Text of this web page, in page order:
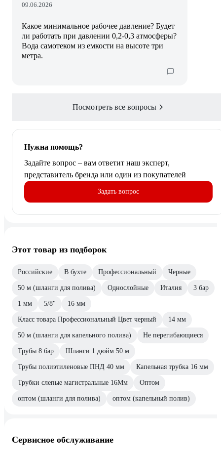
09.06.2026
Какое минимальное рабочее давление? Будет
ли работать при давлении 0,2-0,3 атмосферы?
Вода самотеком из емкости на высоте три
метра.
Посмотреть все вопросы
Нужна помощь?
Задайте вопрос – вам ответит наш эксперт,
представитель бренда или один из покупателей
Задать вопрос
Этот товар из подборок
Российские В бухте Профессиональный Черные
50 м (шланги для полива) Однослойные Италия 3 бар
1 мм 5/8" 16 мм
Класс товара Профессиональный Цвет черный 14 мм
50 м (шланги для капельного полива) Не перегибающиеся
Трубы 8 бар Шланги 1 дюйм 50 м
Трубы полиэтиленовые ПНД 40 мм Капельная трубка 16 мм
Трубки слепые магистральные 16Мм Оптом
оптом (шланги для полива) оптом (капельный полив)
Сервисное обслуживание